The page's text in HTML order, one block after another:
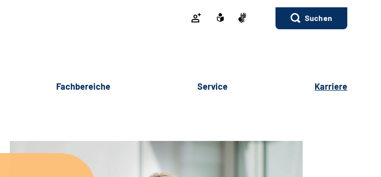
Suchen
Fachbereiche Service Karriere